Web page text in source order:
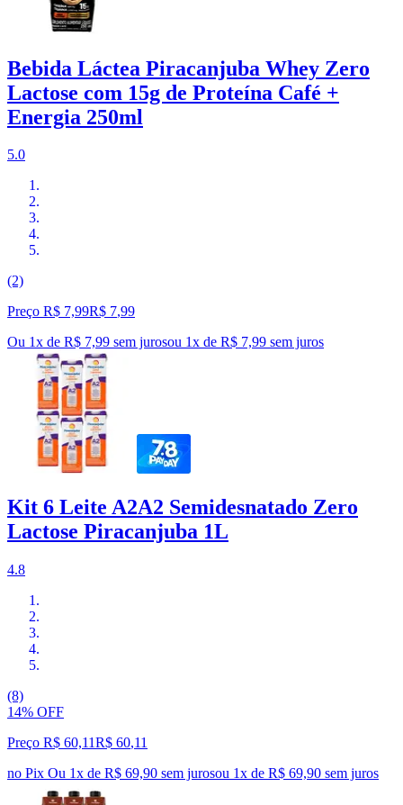
Bebida Láctea Piracanjuba Whey Zero
Lactose com 15g de Proteína Café +
Energia 250ml
5.0
(2)
Preço R$ 7,99R$ 7,99
Ou 1x de R$ 7,99 sem jurosou 1x de R$ 7,99 sem juros
Kit 6 Leite A2A2 Semidesnatado Zero
Lactose Piracanjuba 1L
4.8
(8)
14% OFF
Preço R$ 60,11R$ 60,11
no Pix Ou 1x de R$ 69,90 sem jurosou 1x de R$ 69,90 sem juros